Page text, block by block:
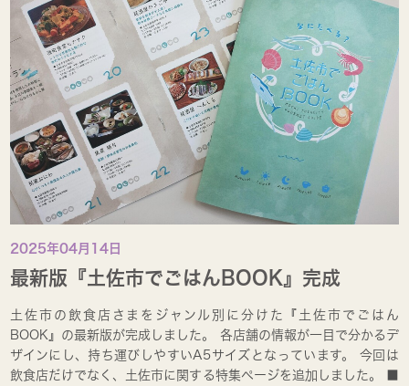
2025年04月14日
最新版『土佐市でごはんBOOK』完成
土佐市の飲食店さまをジャンル別に分けた『土佐市でごはん
BOOK』の最新版が完成しました。 各店舗の情報が一目で分かるデ
ザインにし、持ち運びしやすいA5サイズとなっています。 今回は
飲食店だけでなく、土佐市に関する特集ページを追加しました。 ■